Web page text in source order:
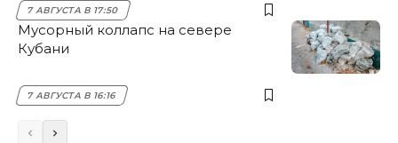
7 АВГУСТА В 17:50
Мусорный коллапс на севере
Кубани
7 АВГУСТА В 16:16